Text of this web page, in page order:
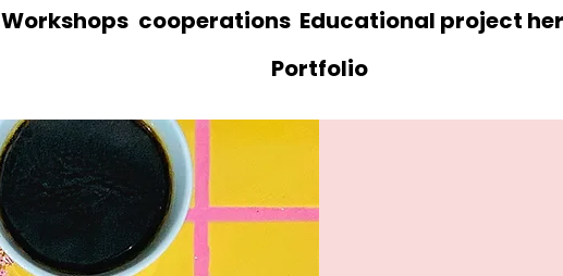
Workshops cooperations Educational project
Portfolio